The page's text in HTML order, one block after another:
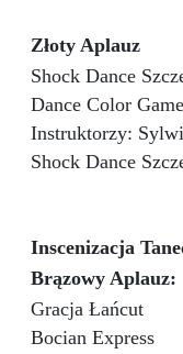
Złoty Aplauz
Shock Dance
Dance Color Game
Instruktorzy:
Shock Dance
Inscenizacja
Brązowy Aplauz:
Gracja Łańcut
Bocian Express